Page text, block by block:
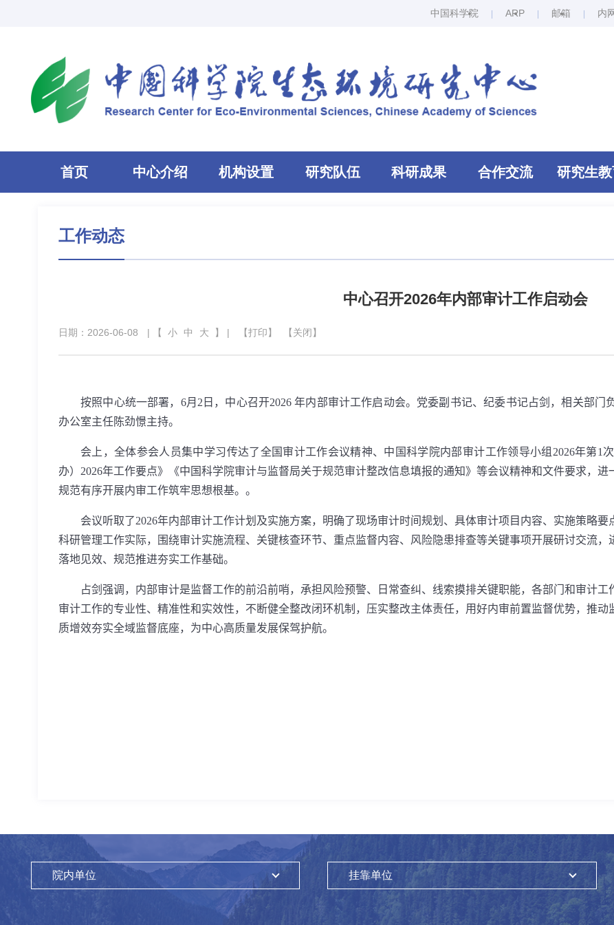
中国科学院 ARP 邮箱 内
首页 中心介绍 机构设置 研究队伍 科研成果 合作交流 研究生
工作动态
中心召开2026年内部审计工作启动会
日期：2026-06-08 | 【 小 中 大 】 | 【打印】 【关闭】
按照中心统一部署， 6月 2 日，中心召开2026年内部审计工作启动会。党委副书记、纪委书记占剑，相关部
办公室主任陈劲憬主持。
会上，全体参会人员集中学习传达了全国审计工作会议精神、中国科学院内部审计工作领导小组 2026年第1
办） 2026年工作要点》《中国科学院审计与监督局关于规范审计整改信息填报的通知》等会议精神和文件要求，
规范有序开展内审工作筑牢思想根基。。
会议听取了2026年内部审计工作计划及实施方案，明确了现场审计时间规划、具体审计项目内容、实施策略
科研管理工作实际，围绕审计实施流程、关键核查环节、重点监督内容、风险隐患排查等关键事项开展研讨交流
落地见效、规范推进夯实工作基础。
占剑强调，内部审计是监督工作的前沿前哨，承担风险预警、日常查纠、线索摸排关键职能，各部门和审计
审计工作的专业性、精准性和实效性，不断健全整改闭环机制，压实整改主体责任，用好内审前置监督优势，推
质增效夯实全域监督底座，为中心高质量发展保驾护航。
院内单位 挂靠单位